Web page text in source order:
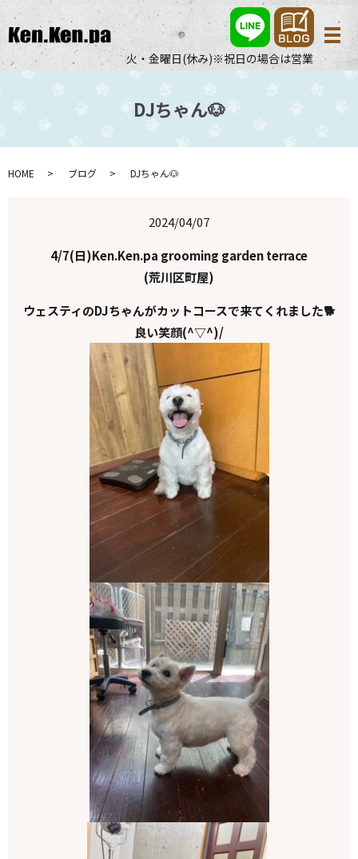
火・金曜日(休み)※祝日の場合は営業
メ
DJちゃん🐶
HOME ブログ DJちゃん🐶
2024/04/07
4/7(日)Ken.Ken.pa grooming garden terrace
(荒川区町屋)
ウェスティのDJちゃんがカットコースで来てくれました🐕
良い笑顔(^▽^)/